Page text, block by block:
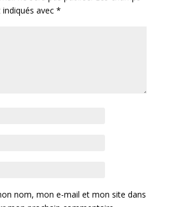
avec *
nom, mon e-mail et mon site dans